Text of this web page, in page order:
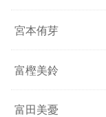
宮本侑芽
富樫美鈴
富田美憂